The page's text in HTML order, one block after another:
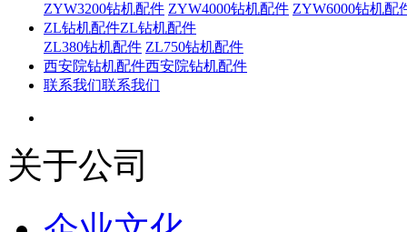
ZYW3200钻机配件 ZYW4000钻机配件 ZYW6000钻机配
ZL钻机配件ZL钻机配件
ZL380钻机配件 ZL750钻机配件
西安院钻机配件西安院钻机配件
联系我们联系我们
关于公司